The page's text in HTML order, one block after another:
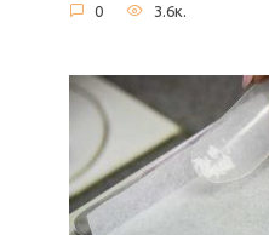
0 3.6к.